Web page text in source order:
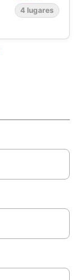
4 lugares